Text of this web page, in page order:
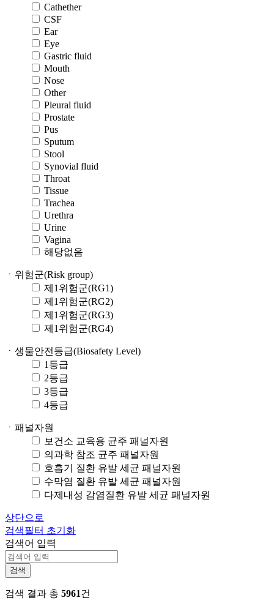
Cathether
CSF
Ear
Eye
Gastric fluid
Mouth
Nose
Other
Pleural fluid
Prostate
Pus
Sputum
Stool
Synovial fluid
Throat
Tissue
Trachea
Urethra
Urine
Vagina
해당없음
ㆍ위험군(Risk group)
제1위험군(RG1)
제1위험군(RG2)
제1위험군(RG3)
제1위험군(RG4)
ㆍ생물안전등급(Biosafety Level)
1등급
2등급
3등급
4등급
ㆍ패널자원
보건소 교육용 균주 패널자원
의과학 참조 균주 패널자원
호흡기 질환 유발 세균 패널자원
수막염 질환 유발 세균 패널자원
다제내성 감염질환 유발 세균 패널자원
상단으로
검색필터 초기화
검색어 입력
검색 결과 총 5961건